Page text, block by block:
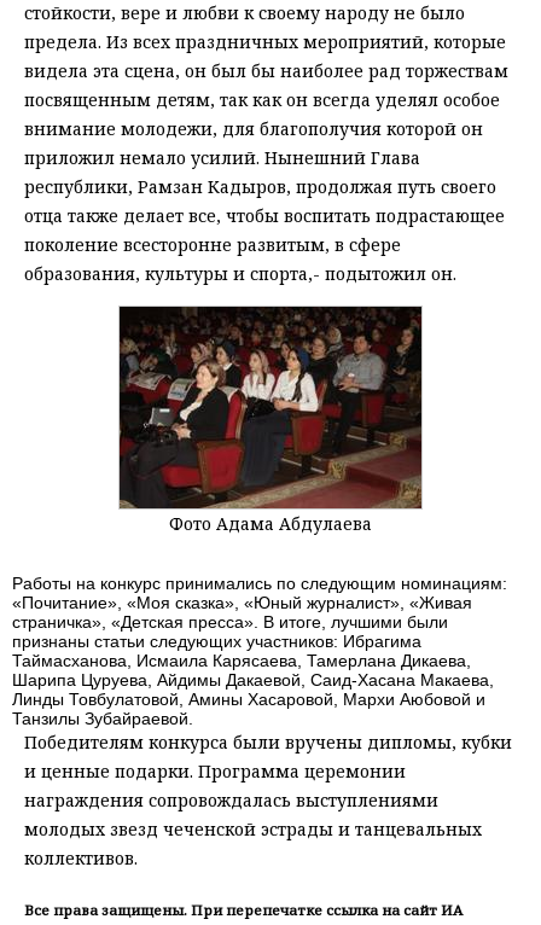
стойкости, вере и любви к своему народу не было
предела. Из всех праздничных мероприятий, которые
видела эта сцена, он был бы наиболее рад торжествам
посвященным детям, так как он всегда уделял особое
внимание молодежи, для благополучия которой он
приложил немало усилий. Нынешний Глава
республики, Рамзан Кадыров, продолжая путь своего
отца также делает все, чтобы воспитать подрастающее
поколение всесторонне развитым, в сфере
образования, культуры и спорта,- подытожил он.
Фото Адама Абдулаева
Работы на конкурс принимались по следующим номинациям:
«Почитание», «Моя сказка», «Юный журналист», «Живая
страничка», «Детская пресса». В итоге, лучшими были
признаны статьи следующих участников: Ибрагима
Таймасханова, Исмаила Карясаева, Тамерлана Дикаева,
Шарипа Цуруева, Айдимы Дакаевой, Саид-Хасана Макаева,
Линды Товбулатовой, Амины Хасаровой, Мархи Аюбовой и
Танзилы Зубайраевой.
Победителям конкурса были вручены дипломы, кубки
и ценные подарки. Программа церемонии
награждения сопровождалась выступлениями
молодых звезд чеченской эстрады и танцевальных
коллективов.
Все права защищены. При перепечатке ссылка на сайт ИА